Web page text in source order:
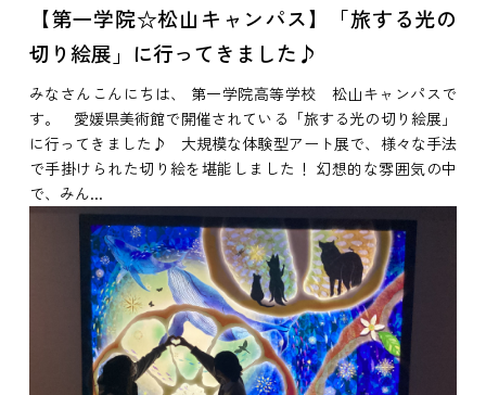
【第一学院☆松山キャンパス】「旅する光の
切り絵展」に行ってきました♪
みなさんこんにちは、 第一学院高等学校 松山キャンパスで
す。 愛媛県美術館で開催されている「旅する光の切り絵展」
に行ってきました♪ 大規模な体験型アート展で、様々な手法
で手掛けられた切り絵を堪能しました！ 幻想的な雰囲気の中
で、みん...